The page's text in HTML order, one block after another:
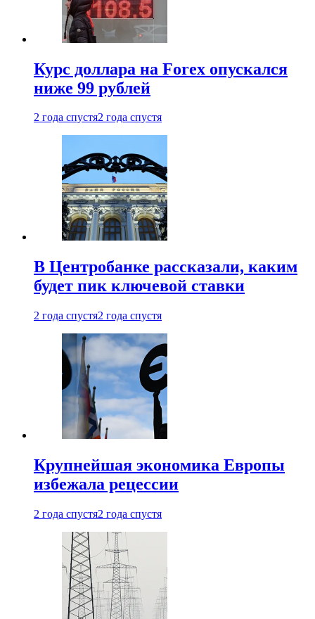
Курс доллара на Forex опускался
ниже 99 рублей
2 года спустя2 года спустя
В Центробанке рассказали, каким
будет пик ключевой ставки
2 года спустя2 года спустя
Крупнейшая экономика Европы
избежала рецессии
2 года спустя2 года спустя